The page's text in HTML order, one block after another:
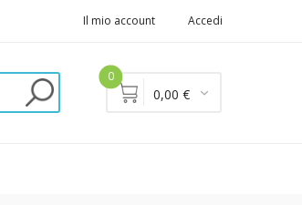
Il mio account Accedi
0
0,00 €